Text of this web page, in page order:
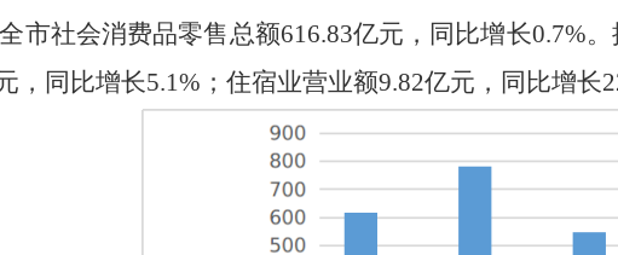
市社会消费品零售总额616.83亿元， 同比增长0.7%。
， 同比增长5.1% ； 住宿业营业额9.82亿元，同比增长